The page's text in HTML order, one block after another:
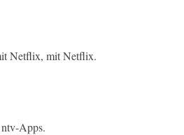
Netflix, mit Netflix.
Apps.